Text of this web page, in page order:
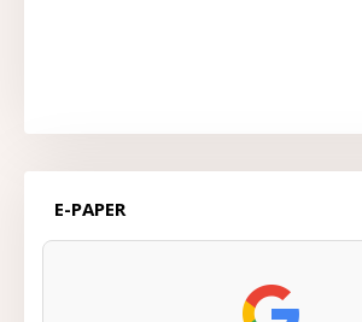
E-PAPER